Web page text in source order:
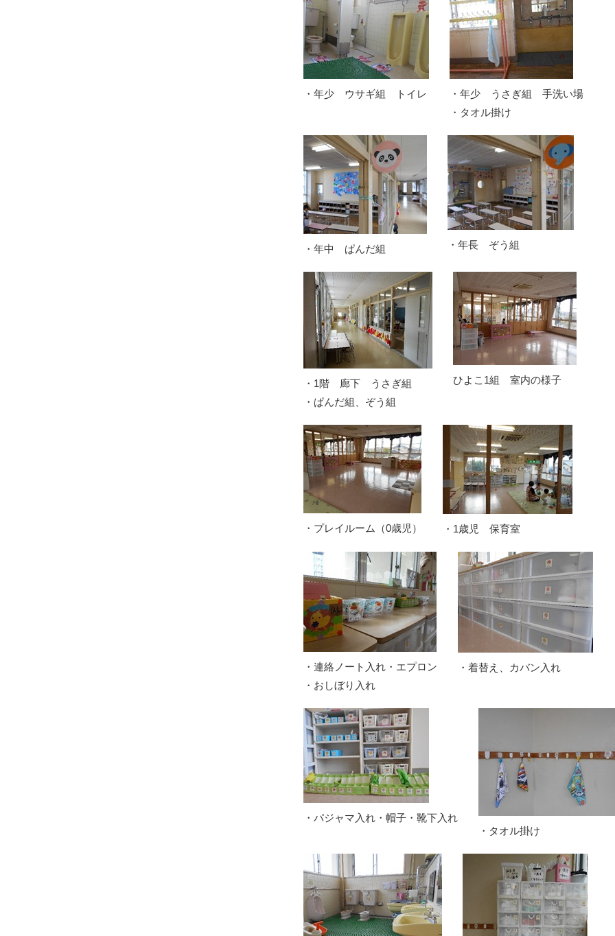
・年少 ウサギ組 トイレ
・年少 うさぎ組 手洗い場
・タオル掛け
・年中 ぱんだ組 ・年長 ぞう組
・1階 廊下 うさぎ組
・ぱんだ組、ぞう組
ひよこ1組 室内の様子
・プレイルーム（0歳児） ・1歳児 保育室
・連絡ノート入れ・エプロン
・おしぼり入れ
・着替え、カバン入れ
・パジャマ入れ・帽子・靴下入れ
・タオル掛け